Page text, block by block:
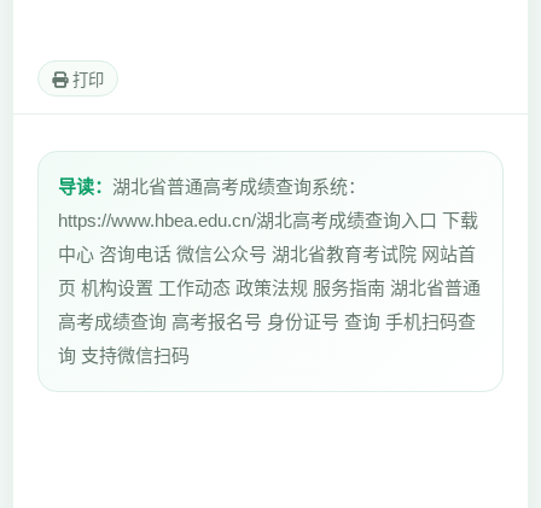
打印
导读： 湖北省普通高考成绩查询系统：
https://www.hbea.edu.cn/湖北高考成绩查询入口 下载
中心 咨询电话 微信公众号 湖北省教育考试院 网站首
页 机构设置 工作动态 政策法规 服务指南 湖北省普通
高考成绩查询 高考报名号 身份证号 查询 手机扫码查
询 支持微信扫码